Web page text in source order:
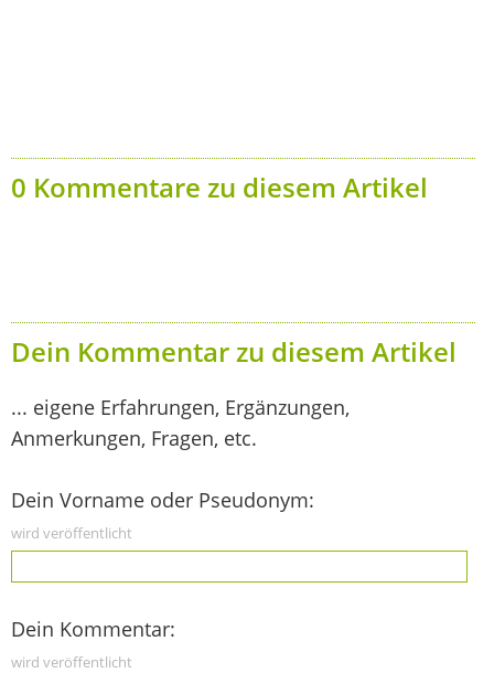
0 Kommentare zu diesem Artikel
Dein Kommentar zu diesem Artikel
... eigene Erfahrungen, Ergänzungen,
Anmerkungen, Fragen, etc.
Dein Vorname oder Pseudonym:
wird veröffentlicht
Dein Kommentar:
wird veröffentlicht